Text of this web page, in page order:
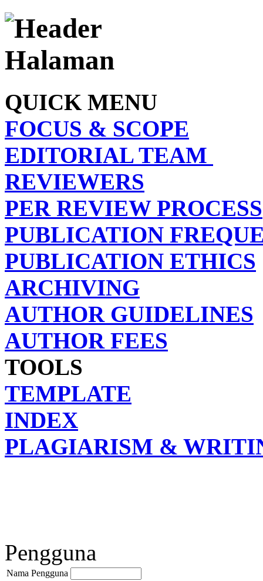
QUICK MENU
FOCUS & SCOPE
EDITORIAL TEAM
REVIEWERS
PER REVIEW PROCESS
PUBLICATION
PUBLICATION ETHICS
ARCHIVING
AUTHOR GUIDELINES
AUTHOR FEES
TOOLS
TEMPLATE
INDEX
PLAGIARISM &
Pengguna
Nama Pengguna